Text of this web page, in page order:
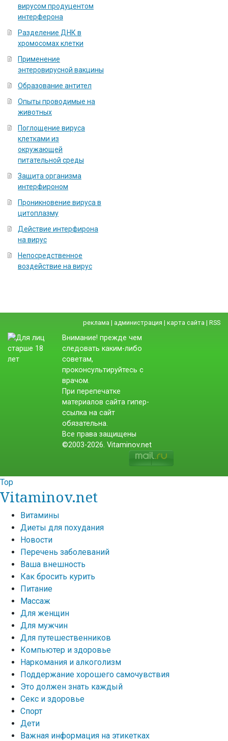
вирусом продуцентом
интерферона
Разделение ДНК в
хромосомах клетки
Применение
энтеровирусной вакцины
Образование антител
Опыты проводимые на
животных
Поглощение вируса
клетками из
окружающей
питательной среды
Защита организма
интерфироном
Проникновение вируса в
цитоплазму
Действие интерфирона
на вирус
Непосредственное
воздействие на вирус
реклама | администрация | карта сайта | RSS
Внимание! прежде чем
следовать каким-либо
советам,
проконсультируйтесь с
врачом.
При перепечатке
материалов сайта гипер-
ссылка на сайт
обязательна.
Все права защищены
©2003-2026. Vitaminov.net
Top
Vitaminov.net
Витамины
Диеты для похудания
Новости
Перечень заболеваний
Ваша внешность
Как бросить курить
Питание
Массаж
Для женщин
Для мужчин
Для путешественников
Компьютер и здоровье
Наркомания и алкоголизм
Поддержание хорошего самочувствия
Это должен знать каждый
Секс и здоровье
Спорт
Дети
Важная информация на этикетках